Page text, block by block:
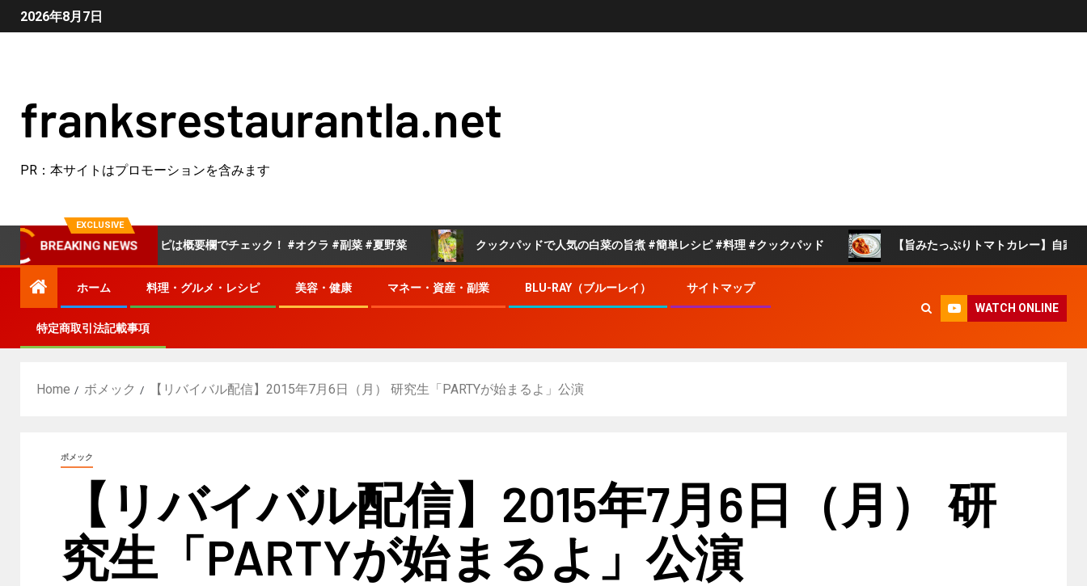
2026年8月7日
franksrestaurantla.net
PR：本サイトはプロモーションを含みます
EXCLUSIVE
BREAKING NEWS
オクラ」詳しいレシピは概要欄でチェック！ #オクラ #副菜 #夏野菜 クックパッドで人気の白菜の旨煮 #簡単レシピ #料理 #クックパッド 【旨みたっぷりトマトカレー】自家製トマト
ホーム 料理・グルメ・レシピ 美容・健康 マネー・資産・副業 BLU-RAY（ブルーレイ） サイトマップ
特定商取引法記載事項
WATCH ONLINE
Home ボメック 【リバイバル配信】2015年7月6日（月） 研究生「PARTYが始まるよ」公演
ボメック
【リバイバル配信】2015年7月6日（月） 研
究生「PARTYが始まるよ」公演